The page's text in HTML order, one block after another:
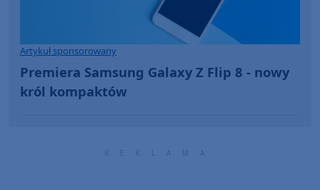
Artykuł sponsorowany
Premiera Samsung Galaxy Z Flip 8 - nowy
król kompaktów